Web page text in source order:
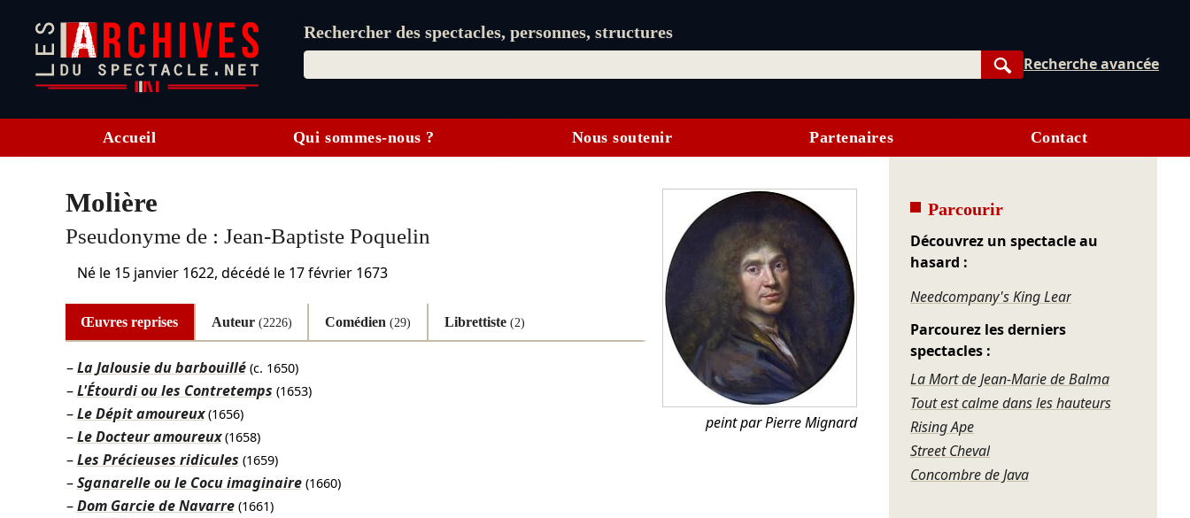
Rechercher des spectacles, personnes, structures
Rechercher
Recherche avancée
Accueil Qui sommes-nous ? Nous soutenir Partenaires Contact
peint par Pierre Mignard
Molière
Pseudonyme de : Jean-Baptiste Poquelin
Né le 15 janvier 1622, décédé le 17 février 1673
Œuvres reprises Auteur (2226) Comédien(29) Librettiste (2)
La Jalousie du barbouillé (c. 1650)
L'Étourdi ou les Contretemps (1653)
Le Dépit amoureux (1656)
Le Docteur amoureux (1658)
Les Précieuses ridicules (1659)
Sganarelle ou le Cocu imaginaire (1660)
Dom Garcie de Navarre (1661)
Parcourir
Découvrez un spectacle au
hasard :
Needcompany's King Lear
Parcourez les derniers
spectacles :
La Mort de Jean-Marie de Balma
Tout est calme dans les hauteurs
Rising Ape
Street Cheval
Concombre de Java